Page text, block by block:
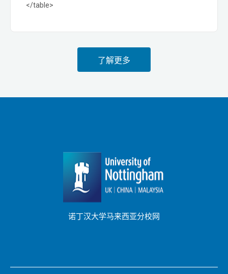
</table>
了解更多
诺丁汉大学马来西亚分校网